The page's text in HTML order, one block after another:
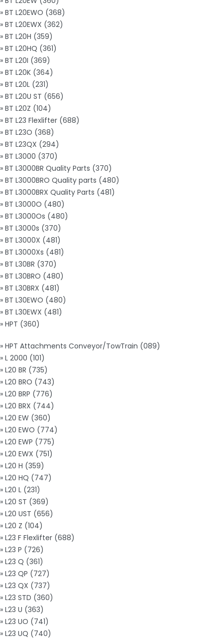
» BT L20EWO (368)
» BT L20EWX (362)
» BT L20H (359)
» BT L20HQ (361)
» BT L20I (369)
» BT L20K (364)
» BT L20L (231)
» BT L20U ST (656)
» BT L20Z (104)
» BT L23 Flexlifter (688)
» BT L23O (368)
» BT L23QX (294)
» BT L3000 (370)
» BT L3000BR Quality Parts (370)
» BT L3000BRO Quality parts (480)
» BT L3000BRX Quality Parts (481)
» BT L3000O (480)
» BT L3000Os (480)
» BT L3000s (370)
» BT L3000X (481)
» BT L3000Xs (481)
» BT L30BR (370)
» BT L30BRO (480)
» BT L30BRX (481)
» BT L30EWO (480)
» BT L30EWX (481)
» HPT (360)
» HPT Attachments Conveyor/TowTrain (089)
» L 2000 (101)
» L20 BR (735)
» L20 BRO (743)
» L20 BRP (776)
» L20 BRX (744)
» L20 EW (360)
» L20 EWO (774)
» L20 EWP (775)
» L20 EWX (751)
» L20 H (359)
» L20 HQ (747)
» L20 L (231)
» L20 ST (369)
» L20 UST (656)
» L20 Z (104)
» L23 F Flexlifter (688)
» L23 P (726)
» L23 Q (361)
» L23 QP (727)
» L23 QX (737)
» L23 STD (360)
» L23 U (363)
» L23 UO (741)
» L23 UQ (740)